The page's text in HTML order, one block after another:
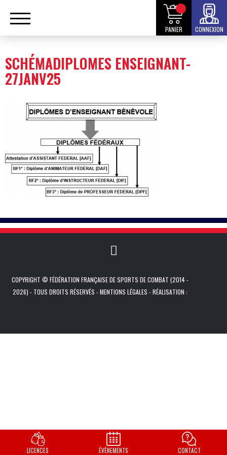
PANIER CONNEXION
SCHÉMADIPLOMES ENSEIGNANT-
27JANV25
COPYRIGHT © FÉDÉRATION FRANÇAISE DE SPORTS DE COMBAT (2014 -
2026) - TOUS DROITS RÉSERVÉS -MENTIONS LÉGALES - RÉALISATION :
LICENCES ÉVÈNEMENTS CONTACT